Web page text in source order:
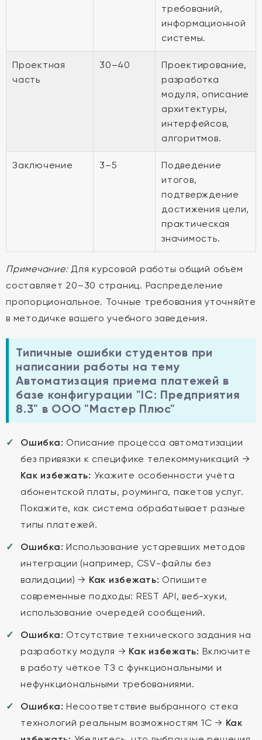
требований,
информационной
системы.
Проектная
часть
30–40
Проектирование,
разработка
модуля, описание
архитектуры,
интерфейсов,
алгоритмов.
Заключение 3–5
Подведение
итогов,
подтверждение
достижения цели,
практическая
значимость.
Примечание:Для курсовой работы общий объём
составляет 20–30 страниц. Распределение
пропорциональное. Точные требования уточняйте
в методичке вашего учебного заведения.
Типичные ошибки студентов при
написании работы на тему
Автоматизация приема платежей в
базе конфигурации "lC: Предприятия
8.3" в ООО "Мастер Плюс"
Ошибка: Описание процесса автоматизации
без привязки к специфике телекоммуникаций →
Как избежать: Укажите особенности учёта
абонентской платы, роуминга, пакетов услуг.
Покажите, как система обрабатывает разные
типы платежей.
Ошибка: Использование устаревших методов
интеграции (например, CSV-файлы без
валидации) → Как избежать: Опишите
современные подходы: REST API, веб-хуки,
использование очередей сообщений.
Ошибка: Отсутствие технического задания на
разработку модуля → Как избежать: Включите
в работу чёткое ТЗ с функциональными и
нефункциональными требованиями.
Ошибка: Несоответствие выбранного стека
технологий реальным возможностям 1С → Как